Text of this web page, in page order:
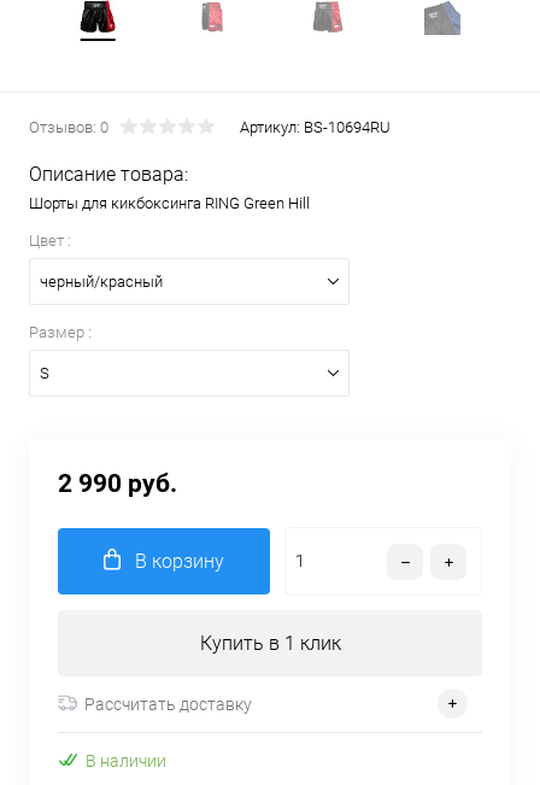
Отзывов: 0 Артикул: BS-10694RU
Описание товара:
Шорты для кикбоксинга RING Green Hill
Цвет :
черный/красный
Размер :
S
2 990 руб.
В корзину
Купить в 1 клик
Рассчитать доставку
В наличии